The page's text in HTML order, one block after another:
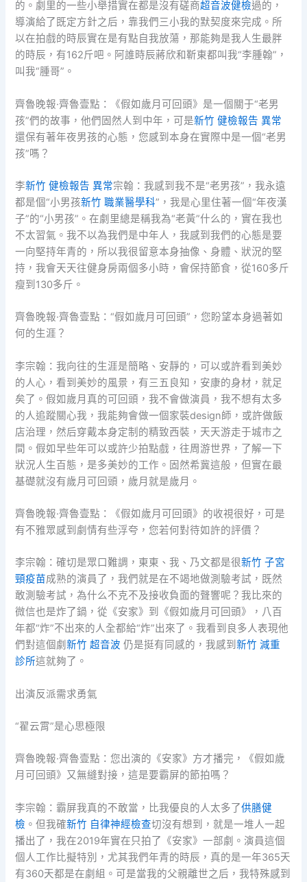
的。劇里的一些小舉措實在都是沒有磋商超音波健檢過的，
導演給了既定方針之后，靠我們三小我的默契度來完成。所
以在拍戲的時辰實在是有點自我放蕩，那能夠是我人生最胖
的時辰，有162斤吧。阿誰時辰蔣欣和靳東都叫我“李腫翰”，
叫我“腫哥”。
齊魯晚報·齊魯壹點：《假如歲月可回頭》是一個關于“老男
孩”們的故事，他們固然人到中年，可是新竹 健檢報告 異常
還保有著年夜男孩的心態，您感到本身在實際中是一個“老男
孩”嗎？
李新竹 健檢報告 異常宗翰：我感到我不是“老男孩”，我永遠
都是個“小男孩新竹 職業醫學科”，我是心里住著一個“年夜漢
子”的“小男孩”。在劇里總是稱我為“老黃”什么的，實在我也
不太習氣。我不以為我們是中年人，我感到我們的心態是要
一向堅持年青的，所以我很留意本身抽像、身體、狀況的堅
持，我會天天往健身房兩個多小時，會保持節食，從160多斤
瘦到130多斤。
齊魯晚報·齊魯壹點：“假如歲月可回頭”，您盼望本身過著如
何的生涯？
李宗翰：我向往的生涯是簡略、安靜的，可以或許看到美妙
的人心，看到美妙的風景，有三五良知，安康的身材，就足
矣了。假如歲月真的可回頭，我不會做演員，我不想有太多
的人追蹤關心我，我能夠會做一個家裝design師，或許做飯
店治理，然后穿戴本身定制的精致西裝，天天游走于城市之
間。假如早些年可以或許少拍點戲，往周游世界，了解一下
狀況人生百態，是多美妙的工作。固然希冀這般，但實在最
基礎就沒有歲月可回頭，歲月就是歲月。
齊魯晚報·齊魯壹點：《假如歲月可回頭》的收視很好，可是
有不雅眾感到劇情有些浮夸，您若何對待如許的評價？
李宗翰：確切是眾口難調，東東、我、乃文都是很新竹 子宮
頸疫苗成熟的演員了，我們就是在不竭地做測驗考試，既然
敢測驗考試，為什么不克不及接收負面的聲響呢？我比來的
微信也是炸了鍋，從《安家》到《假如歲月可回頭》，八百
年都“炸”不出來的人全都給“炸”出來了。我看到良多人表現他
們對這個劇新竹 超音波仍是挺有同感的，我感到新竹 減重
診所這就夠了。
出演反派需求勇氣
“翟云霄”是心思極限
齊魯晚報·齊魯壹點：您出演的《安家》方才播完，《假如歲
月可回頭》又無縫對接，這是要霸屏的節拍嗎？
李宗翰：霸屏我真的不敢當，比我優良的人太多了供膳健
檢 。但我確新竹 自律神經檢查切沒有想到，就是一堆人一起
播出了，我在2019年實在只拍了《安家》一部劇。演員這個
個人工作比擬特別，尤其我們年青的時辰，真的是一年365天
有360天都是在劇組。可是當我的父親離世之后，我特殊感到